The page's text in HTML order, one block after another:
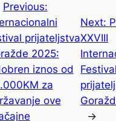
Previous:
prijateljstva
2025:
iznos od
za
ove
Next:
XXVIII
→